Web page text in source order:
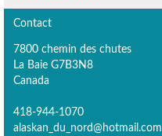
Contact
7800 chemin des chutes
La Baie G7B3N8
Canada
418-944-1070
alaskan_du_nord@hotmail.com